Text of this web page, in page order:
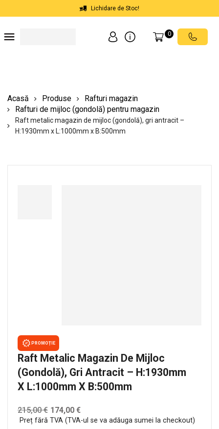
Lichidare de Stoc!
0
Acasă Produse
Rafturi magazin
Rafturi de mijloc (gondolă) pentru magazin
Raft metalic magazin de mijloc (gondolă), gri antracit –
H:1930mm x L:1000mm x B:500mm
PROMOȚIE
Raft Metalic Magazin De Mijloc
(gondolă), Gri Antracit – H:1930mm
X L:1000mm X B:500mm
215,00€ 174,00 €
Preț fără TVA (TVA-ul se va adăuga sumei la checkout)